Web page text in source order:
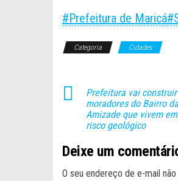
#Prefeitura de Maricá
Categoria Cidades
Prefeitura vai
moradores do Bairro da
Amizade que vivem
risco geológico
Deixe um
O seu endereço de e-mail